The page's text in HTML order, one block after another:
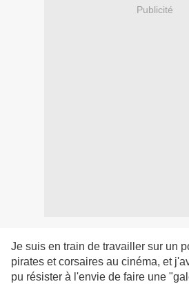
Publicité
Je suis en train de travailler sur un
pirates et corsaires au cinéma, et
pu résister à l'envie de faire une